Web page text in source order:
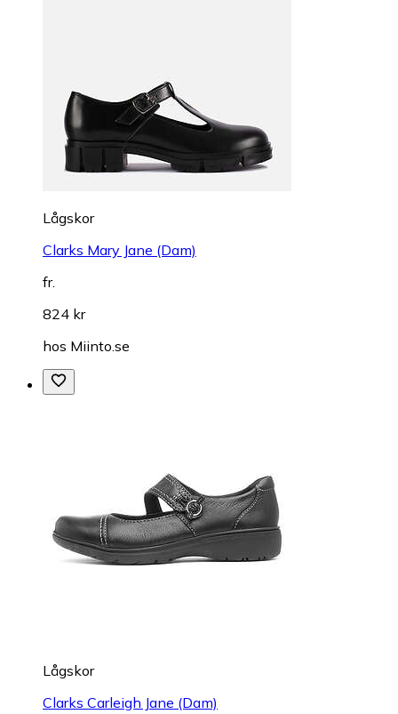
Lågskor
Clarks Mary Jane (Dam)
fr.
824 kr
hos Miinto.se
Lågskor
Clarks Carleigh Jane (Dam)